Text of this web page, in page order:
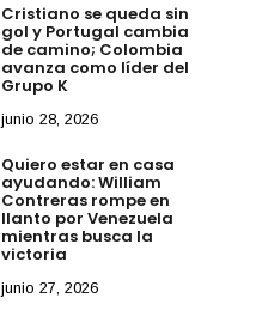
Cristiano se queda sin
gol y Portugal cambia
de camino; Colombia
avanza como líder del
Grupo K
junio 28, 2026
Quiero estar en casa
ayudando: William
Contreras rompe en
llanto por Venezuela
mientras busca la
victoria
junio 27, 2026